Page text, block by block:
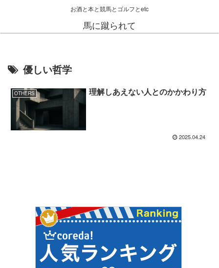
お酒と本と競馬とゴルフとetc
馬に蹴られて
優しい哲学
OTHERS 理解しあえない人とのかかわり方
2025.04.24